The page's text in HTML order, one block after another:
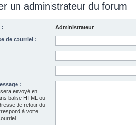
un administrateur du forum
: Administrateur
de courriel :
:
envoyé en
balise HTML ou
de retour du
à votre